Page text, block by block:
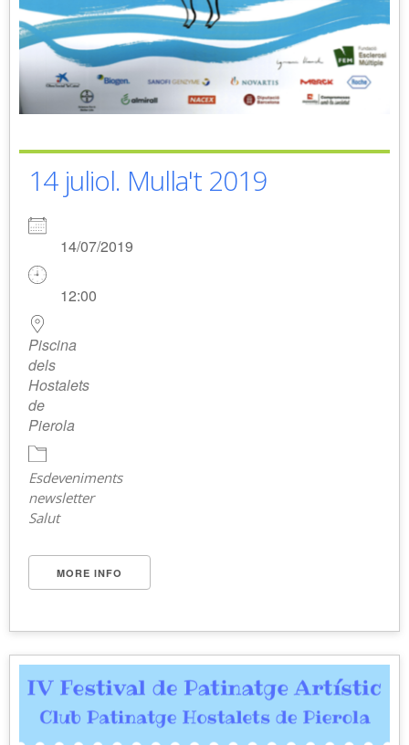
14 juliol. Mulla't 2019
14/07/2019
12:00
Piscina
dels
Hostalets
de
Pierola
Esdeveniments
newsletter
Salut
MORE INFO